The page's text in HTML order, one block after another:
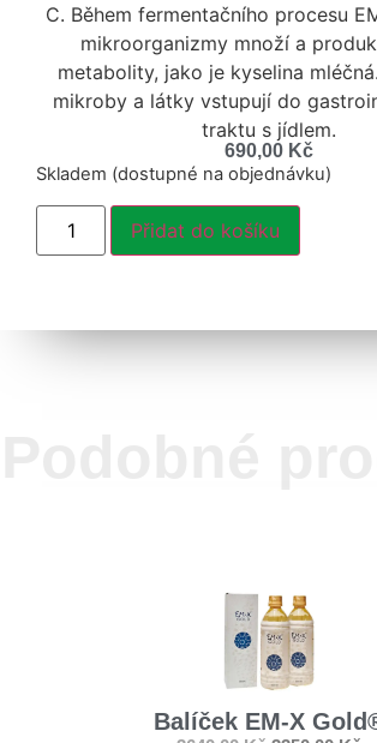
C. Během fermentačního procesu
mikroorganizmy množí a
metabolity, jako je kyselina
mikroby a látky vstupují do
traktu s jídlem.
690,00 Kč
Skladem (dostupné na objednávku)
Přidat do košíku
Balíček EM-X